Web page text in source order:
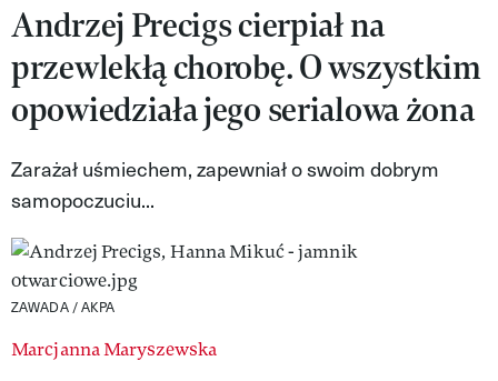
Nasze akcje
VIVA!ART
VIVA!MODA
VIVA!MAN
VIVA!PEOPLE POWER
MAGAZYN VIVA!
Andrzej Precigs cierpiał na
przewlekłą chorobę. O wszystkim
opowiedziała jego serialowa żona
Zarażał uśmiechem, zapewniał o swoim dobrym
samopoczuciu...
ZAWADA / AKPA
Marcjanna Maryszewska